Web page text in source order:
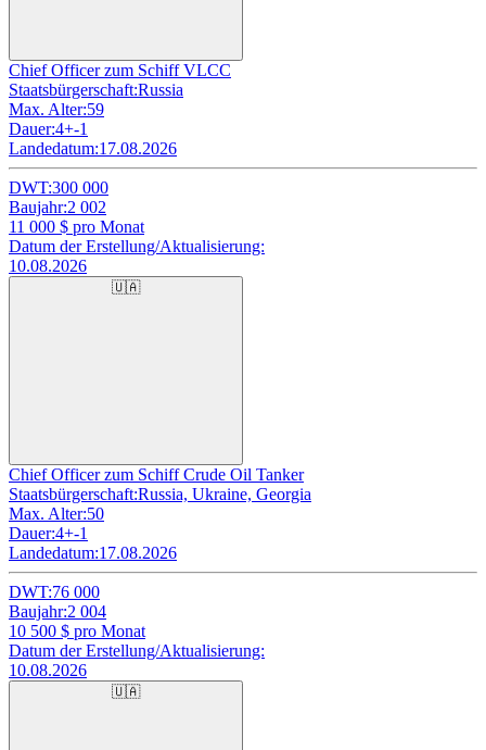
Chief Officer zum Schiff VLCC
Staatsbürgerschaft:Russia
Max. Alter:59
Dauer:4+-1
Landedatum:17.08.2026
DWT:300 000
Baujahr:2 002
11 000 $ pro Monat
Datum der Erstellung/Aktualisierung:
10.08.2026
🇺🇦
Chief Officer zum Schiff Crude Oil Tanker
Staatsbürgerschaft:Russia, Ukraine, Georgia
Max. Alter:50
Dauer:4+-1
Landedatum:17.08.2026
DWT:76 000
Baujahr:2 004
10 500 $ pro Monat
Datum der Erstellung/Aktualisierung:
10.08.2026
🇺🇦